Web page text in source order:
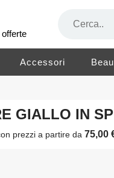
Accessori
GIALLO IN
prezzi a partire da75,00